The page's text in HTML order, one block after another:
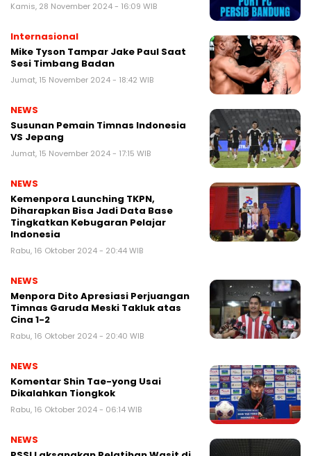
Kamis, 28 November 2024 - 16:09 WIB
Internasional
Mike Tyson Tampar Jake Paul Saat
Sesi Timbang Badan
Jumat, 15 November 2024 - 18:42 WIB
NEWS
Susunan Pemain Timnas Indonesia
VS Jepang
Jumat, 15 November 2024 - 17:15 WIB
NEWS
Kemenpora Launching TKPN,
Diharapkan Bisa Jadi Data Base
Tingkatkan Kebugaran Pelajar
Indonesia
Rabu, 16 Oktober 2024 - 20:44 WIB
NEWS
Menpora Dito Apresiasi Perjuangan
Timnas Garuda Meski Takluk atas
Cina 1-2
Rabu, 16 Oktober 2024 - 20:40 WIB
NEWS
Komentar Shin Tae-yong Usai
Dikalahkan Tiongkok
Rabu, 16 Oktober 2024 - 06:14 WIB
NEWS